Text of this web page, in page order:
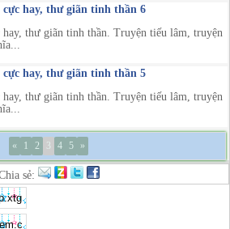
hay, thư giãn tinh thần 6
thư giãn tinh thần. Truyện tiếu lâm, truyện
hay, thư giãn tinh thần 5
thư giãn tinh thần. Truyện tiếu lâm, truyện
« 1 2 3 4 5 »
sẻ: